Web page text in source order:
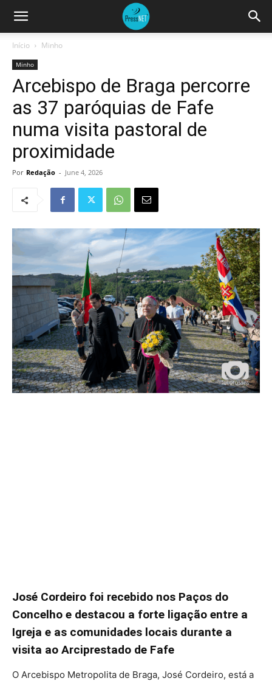
Início Minho
Minho
Arcebispo de Braga percorre
as 37 paróquias de Fafe
numa visita pastoral de
proximidade
Por Redação - June 4, 2026
José Cordeiro foi recebido nos Paços do
Concelho e destacou a forte ligação entre a
Igreja e as comunidades locais durante a
visita ao Arciprestado de Fafe
O Arcebispo Metropolita de Braga, José Cordeiro, está a